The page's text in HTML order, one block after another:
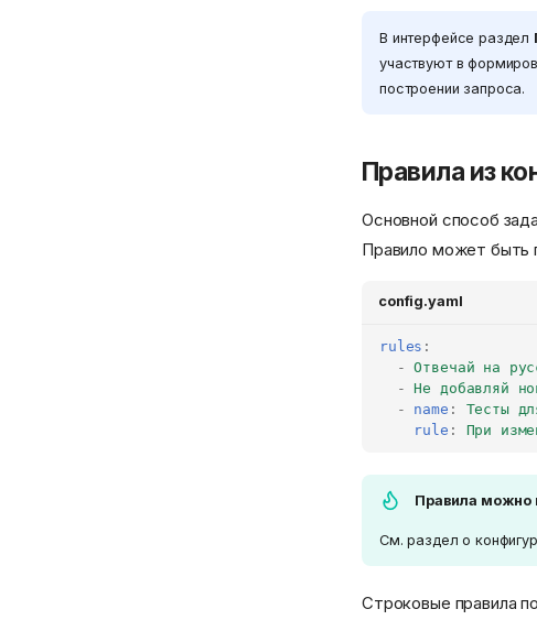
В интерфейсе раздел
участвуют в
построении запроса.
Правила из
Основной способ
Правило может быть
config.yaml
rules :
-
Отвечай на
-
Не добавляй
-
name :
Тесты
rule : При
Правила можно
См. раздел о
Строковые правила